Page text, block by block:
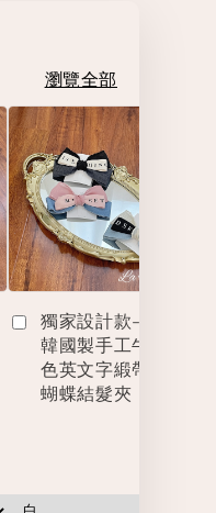
瀏覽全部
獨家設計款-限量
韓國製手工牛仔撞
色英文字緞帶立體
蝴蝶結髮夾